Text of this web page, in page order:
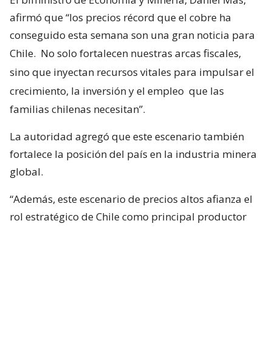
afirmó que “los precios récord que el cobre ha
conseguido esta semana son una gran noticia para
Chile. No solo fortalecen nuestras arcas fiscales,
sino que inyectan recursos vitales para impulsar el
crecimiento, la inversión y el empleo que las
familias chilenas necesitan”.
La autoridad agregó que este escenario también
fortalece la posición del país en la industria minera
global.
“Además, este escenario de precios altos afianza el
rol estratégico de Chile como principal productor